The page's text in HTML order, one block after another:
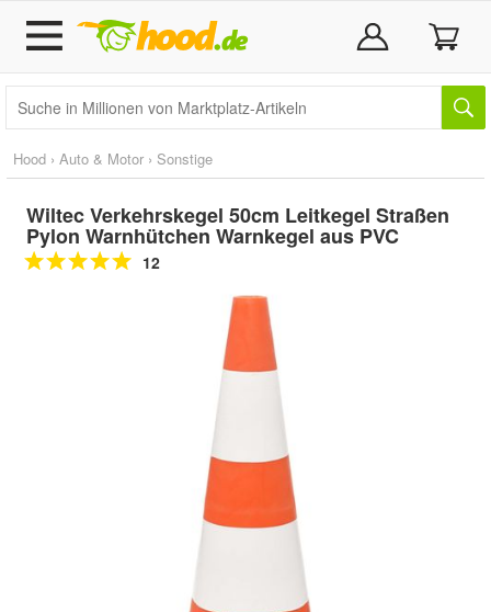
Hood › Auto & Motor › Sonstige
Wiltec Verkehrskegel 50cm Leitkegel Straßen
Pylon Warnhütchen Warnkegel aus PVC
12